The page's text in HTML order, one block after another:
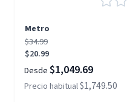
Metro
$34.99
$20.99
Desde $1,049.69
Precio habitual$1,749.50